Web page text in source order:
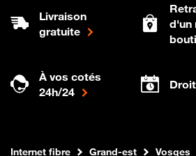
Livraison
gratuite
d'un
À vos cotés
24h/24
Boutique Orange
Internet fibre Grand-est Vosges